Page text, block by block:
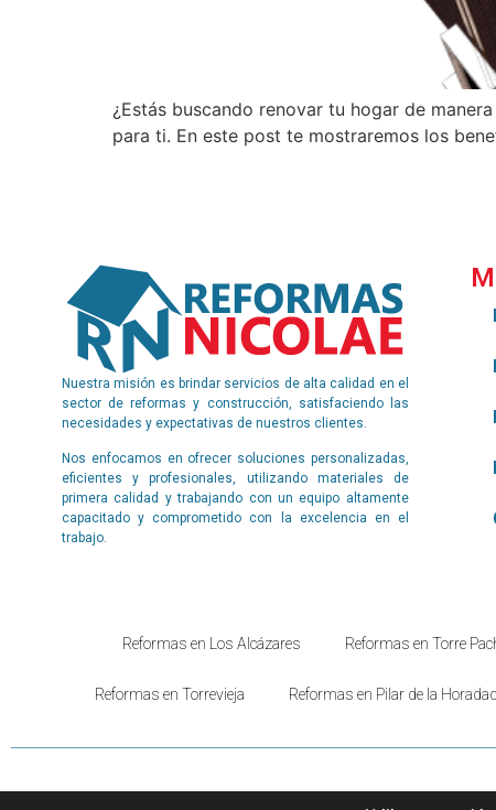
¿Estás buscando renovar tu hogar de
para ti. En este post te mostraremos los
Nuestra misión es brindar servicios de alta calidad en el
sector de reformas y construcción, satisfaciendo las
necesidades y expectativas de nuestros clientes.
Nos enfocamos en ofrecer soluciones personalizadas,
eficientes y profesionales, utilizando materiales de
primera calidad y trabajando con un equipo altamente
capacitado y comprometido con la excelencia en el
trabajo.
Reformas en Los Alcázares Reformas en Torre
Reformas en Torrevieja Reformas en Pilar de la